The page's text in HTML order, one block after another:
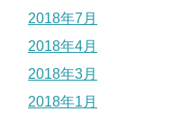
2018年7月
2018年4月
2018年3月
2018年1月